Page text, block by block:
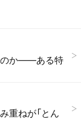
のか——ある特
重ねが「とん